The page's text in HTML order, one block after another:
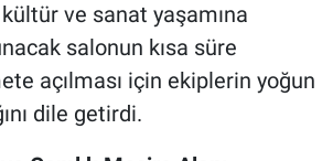
ve sanat yaşamına
salonun kısa süre
açılması için ekiplerin yoğun
dile getirdi.